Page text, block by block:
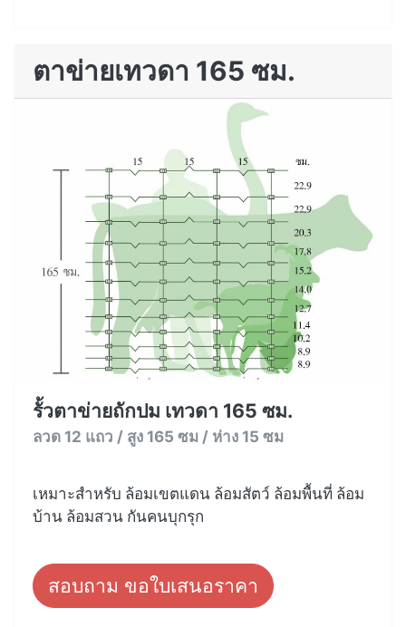
ตาข่ายเทวดา 165 ซม.
รั้วตาข่ายถักปม เทวดา 165 ซม.
ลวด 12 แถว / สูง 165 ซม / ห่าง 15 ซม
เหมาะสำหรับ ล้อมเขตแดน ล้อมสัตว์ ล้อมพื้นที่ ล้อม
บ้าน ล้อมสวน กันคนบุกรุก
สอบถาม ขอใบเสนอราคา